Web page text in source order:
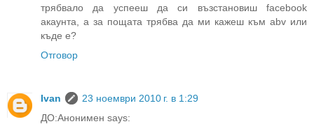
трябвало да успееш да си възстановиш facebook
акаунта, а за пощата трябва да ми кажеш към abv или
къде е?
Отговор
Ivan
23 ноември 2010 г. в 1:29
ДО:Анонимен says: